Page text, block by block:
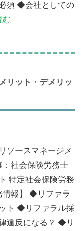
須 ◆会社としての
む
リット・デメリッ
ソースマネージメ
社会保険労務士
特定社会保険労務
報】 ◆リファラ
ト ◆リファラル採
違反になる？ ◆リ